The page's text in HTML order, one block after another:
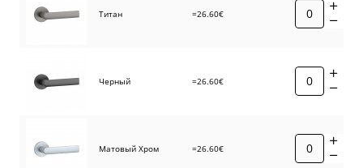
Титан =26.60€
Черный =26.60€
Матовый Хром =26.60€